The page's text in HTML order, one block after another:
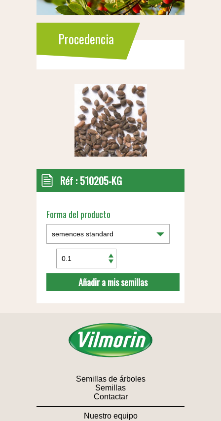
Procedencia
Réf : 510205-KG
Forma del producto
Añadir a mis semillas
Semillas de árboles
Semillas
Contactar
Nuestro equipo